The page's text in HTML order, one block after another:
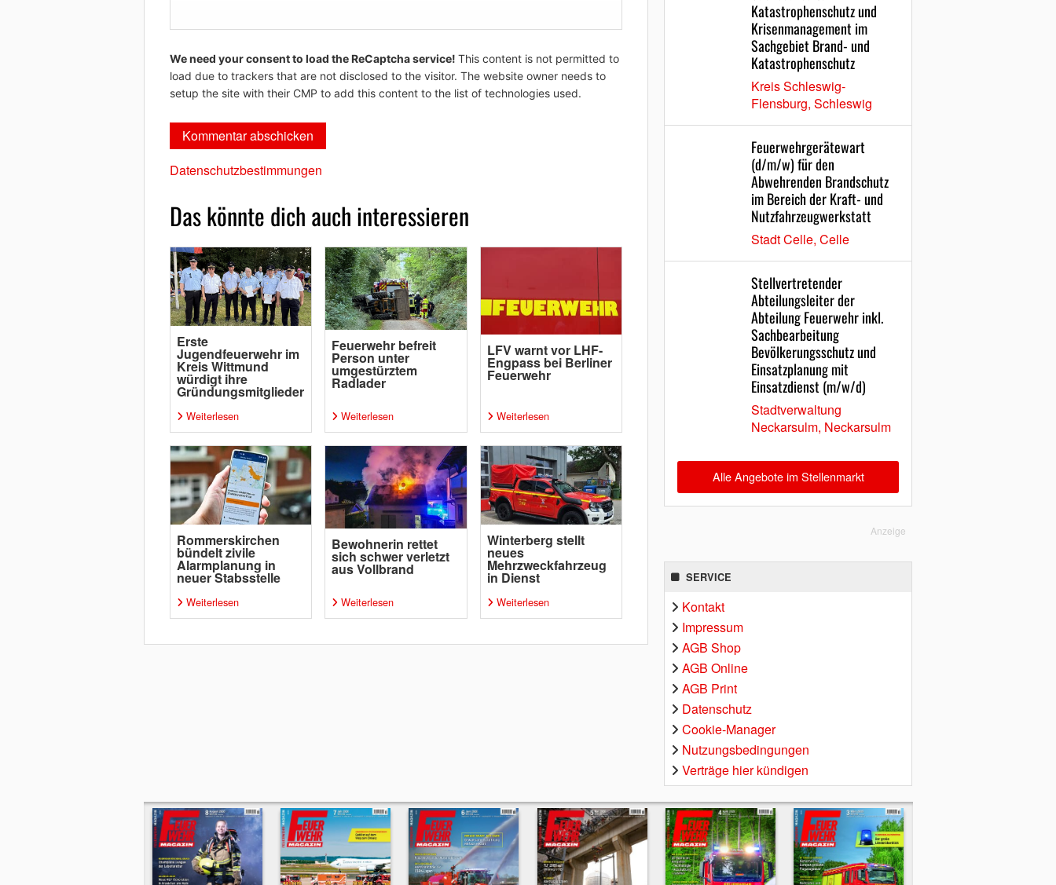
We need your consent to load the ReCaptcha service! This content is not permitted to
load due to trackers that are not disclosed to the visitor. The website owner needs to
setup the site with their CMP to add this content to the list of technologies used.
Datenschutzbestimmungen
Das könnte dich auch interessieren
Erste
Jugendfeuerwehr im
Kreis Wittmund
würdigt ihre
Gründungsmitglieder
Weiterlesen
Feuerwehr befreit
Person unter
umgestürztem
Radlader
Weiterlesen
LFV warnt vor LHF-
Engpass bei Berliner
Feuerwehr
Weiterlesen
Rommerskirchen
bündelt zivile
Alarmplanung in
neuer Stabsstelle
Weiterlesen
Bewohnerin rettet
sich schwer verletzt
aus Vollbrand
Weiterlesen
Winterberg stellt
neues
Mehrzweckfahrzeug
in Dienst
Weiterlesen
Katastrophenschutz und
Krisenmanagement im
Sachgebiet Brand- und
Katastrophenschutz
Kreis Schleswig-
Flensburg, Schleswig
Feuerwehrgerätewart
(d/m/w) für den
Abwehrenden Brandschutz
im Bereich der Kraft- und
Nutzfahrzeugwerkstatt
Stadt Celle, Celle
Stellvertretender
Abteilungsleiter der
Abteilung Feuerwehr inkl.
Sachbearbeitung
Bevölkerungsschutz und
Einsatzplanung mit
Einsatzdienst (m/w/d)
Stadtverwaltung
Neckarsulm, Neckarsulm
Alle Angebote im Stellenmarkt
Anzeige
SERVICE
Kontakt
Impressum
AGB Shop
AGB Online
AGB Print
Datenschutz
Cookie-Manager
Nutzungsbedingungen
Verträge hier kündigen